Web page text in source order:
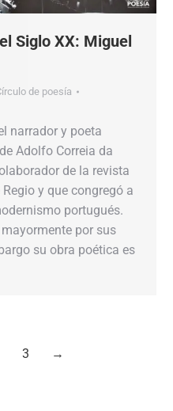
Siglo XX: Miguel
de poesía
narrador y poeta
Adolfo Correia da
de la revista
y que congregó a
portugués.
por sus
su obra poética es
3 →